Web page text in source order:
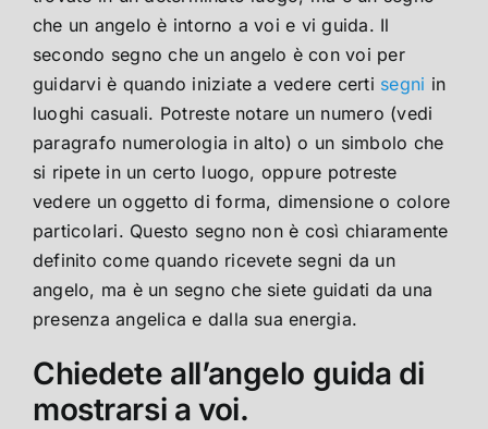
che un angelo è intorno a voi e vi guida. Il
secondo segno che un angelo è con voi per
guidarvi è quando iniziate a vedere certi segni in
luoghi casuali. Potreste notare un numero (vedi
paragrafo numerologia in alto) o un simbolo che
si ripete in un certo luogo, oppure potreste
vedere un oggetto di forma, dimensione o colore
particolari. Questo segno non è così chiaramente
definito come quando ricevete segni da un
angelo, ma è un segno che siete guidati da una
presenza angelica e dalla sua energia.
Chiedete all’angelo guida di
mostrarsi a voi.